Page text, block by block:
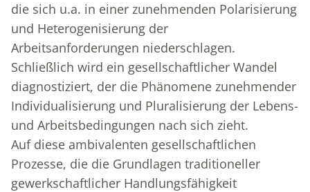
die sich u.a. in einer zunehmenden Polarisierung
und Heterogenisierung der
Arbeitsanforderungen niederschlagen.
Schließlich wird ein gesellschaftlicher Wandel
diagnostiziert, der die Phänomene zunehmender
Individualisierung und Pluralisierung der Lebens-
und Arbeitsbedingungen nach sich zieht.
Auf diese ambivalenten gesellschaftlichen
Prozesse, die die Grundlagen traditioneller
gewerkschaftlicher Handlungsfähigkeit